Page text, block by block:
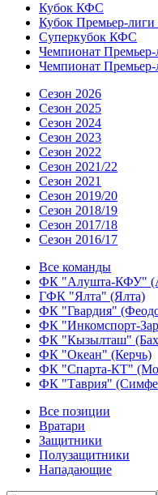
Кубок КФС
Кубок Премьер-
Суперкубок КФС
Чемпионат
Чемпионат
Сезон 2026
Сезон 2025
Сезон 2024
Сезон 2023
Сезон 2022
Сезон 2021/22
Сезон 2021
Сезон 2019/20
Сезон 2018/19
Сезон 2017/18
Сезон 2016/17
Все команды
ФК "Алушта-КФУ"
ГФК "Ялта" (Ялта)
ФК "Гвардия"
ФК "Инкомспорт-
ФК "Кызылташ"
ФК "Океан" (Керчь)
ФК "Спарта-КТ"
ФК "Таврия"
Все позиции
Вратари
Защитники
Полузащитники
Нападающие